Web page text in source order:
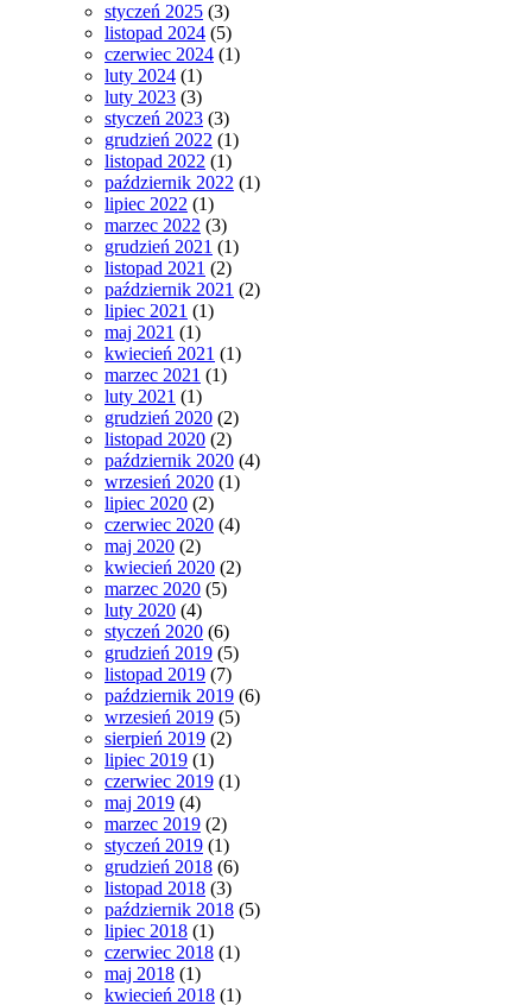
styczeń 2025 (3)
listopad 2024 (5)
czerwiec 2024 (1)
luty 2024 (1)
luty 2023 (3)
styczeń 2023 (3)
grudzień 2022 (1)
listopad 2022 (1)
październik 2022 (1)
lipiec 2022 (1)
marzec 2022 (3)
grudzień 2021 (1)
listopad 2021 (2)
październik 2021 (2)
lipiec 2021 (1)
maj 2021 (1)
kwiecień 2021 (1)
marzec 2021 (1)
luty 2021 (1)
grudzień 2020 (2)
listopad 2020 (2)
październik 2020 (4)
wrzesień 2020 (1)
lipiec 2020 (2)
czerwiec 2020 (4)
maj 2020 (2)
kwiecień 2020 (2)
marzec 2020 (5)
luty 2020 (4)
styczeń 2020 (6)
grudzień 2019 (5)
listopad 2019 (7)
październik 2019 (6)
wrzesień 2019 (5)
sierpień 2019 (2)
lipiec 2019 (1)
czerwiec 2019 (1)
maj 2019 (4)
marzec 2019 (2)
styczeń 2019 (1)
grudzień 2018 (6)
listopad 2018 (3)
październik 2018 (5)
lipiec 2018 (1)
czerwiec 2018 (1)
maj 2018 (1)
kwiecień 2018 (1)